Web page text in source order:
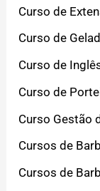
Curso de
Curso de
Curso de
Curso de
Curso Gestão
Cursos de
Cursos de